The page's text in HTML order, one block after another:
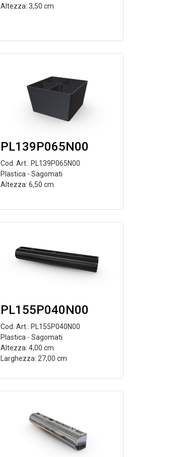
Altezza: 3,50 cm
PL139P065N00
Cod. Art.: PL139P065N00
Plastica - Sagomati
Altezza: 6,50 cm
PL155P040N00
Cod. Art.: PL155P040N00
Plastica - Sagomati
Altezza: 4,00 cm
Larghezza: 27,00 cm